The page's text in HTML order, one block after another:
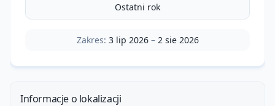
Ostatni rok
Zakres: 3 lip 2026– 2 sie 2026
Informacje o lokalizacji